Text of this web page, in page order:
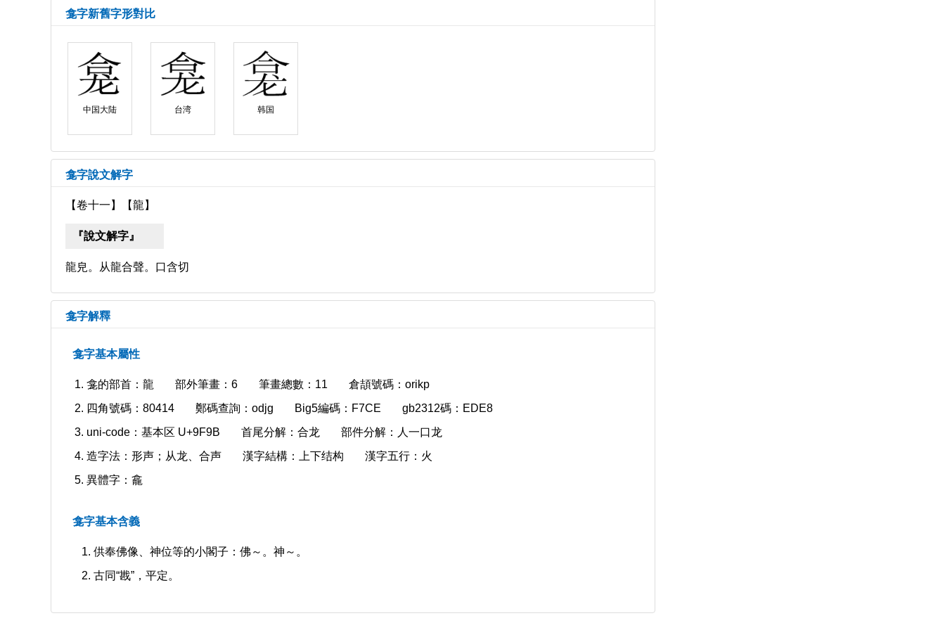
龛字新舊字形對比
中国大陆 台湾 韩国
龛字說文解字
【卷十一】【龍】
『說文解字』
龍皃。从龍合聲。口含切
龛字解釋
龛字基本屬性
龛的部首：龍 部外筆畫：6 筆畫總數：11
倉頡號碼：orikp
四角號碼：80414
鄭碼查詢：odjg Big5編碼：F7CE
gb2312碼：EDE8
uni-code：基本区 U+9F9B
首尾分解：合龙
部件分解：人一口龙
造字法：形声；从龙、合声
漢字結構：上下结构
漢字五行：火
異體字：龕
龛字基本含義
供奉佛像、神位等的小閣子：佛～。神～。
古同“戡”，平定。